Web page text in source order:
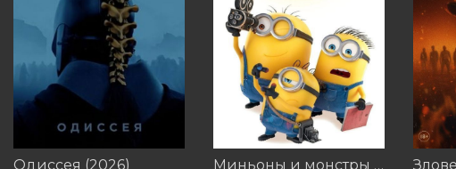
Одиссея (2026) Миньоны и монстры (2026)